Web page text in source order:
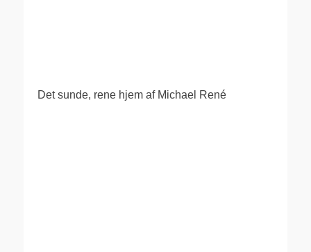
Det sunde, rene hjem af Michael René